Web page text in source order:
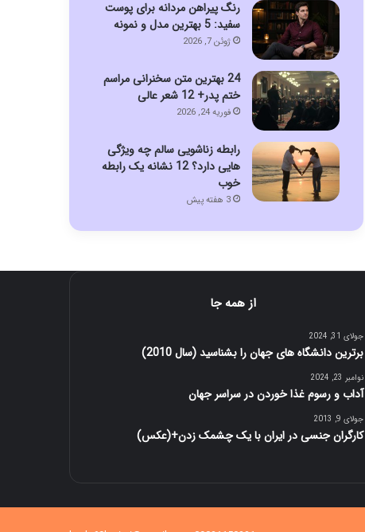
رنگ پیراهن مردانه برای پوست
سفید: 5 بهترین مدل و نمونه
ژوئن 7, 2026
24 بهترین متن سخنرانی مراسم
ختم پدر+ 12 شعر عالی
فوریه 24, 2026
رابطه زناشویی سالم چه ویژگی
هایی دارد؟ 12 نشانه یک رابطه
خوب
3 هفته پیش
از همه جا
جولای 31, 2024
برترین دانشگاه های جهان را بشناسید (سال 2010)
نوامبر 23, 2024
آداب و رسوم غذا خوردن در سراسر جهان
جولای 9, 2013
کارگران جنسی در ایران با یک چشمک زدن+(عکس)